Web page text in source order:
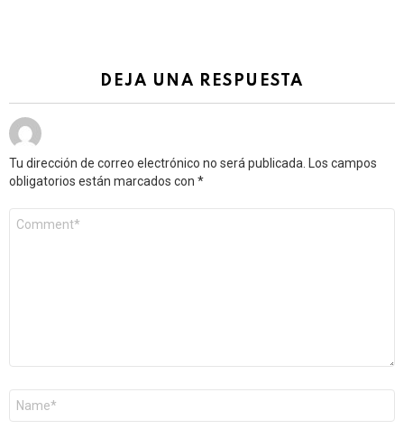
DEJA UNA RESPUESTA
Tu dirección de correo electrónico no será publicada.
Los campos
obligatorios están marcados con *